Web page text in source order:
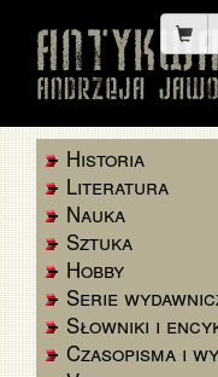
Historia
Literatura
Nauka
Sztuka
Hobby
Serie
Słowniki i
Czasopisma i